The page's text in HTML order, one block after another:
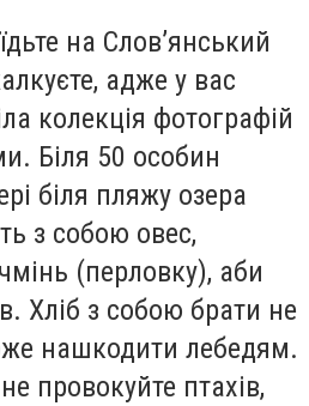
на Слов’янський
адже у вас
колекція фотографій
Біля 50 особин
біля пляжу озера
з собою овес,
(перловку), аби
Хліб з собою брати не
нашкодити лебедям.
провокуйте птахів,